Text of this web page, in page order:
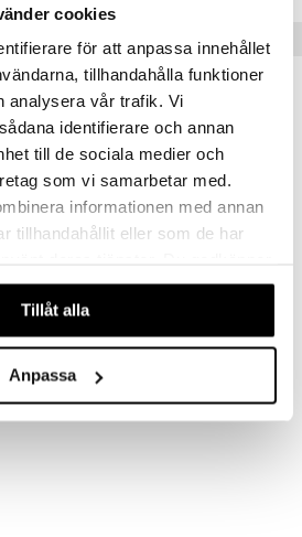
cookies
för att anpassa innehållet
tillhandahålla funktioner
analysera vår trafik. Vi
identifierare och annan
till de sociala medier och
som vi samarbetar med.
informationen med annan
tillhandahållit eller som de har
användande av vår webbplats.
Tillåt alla
Anpassa
sinulle
ALPHA PLUS
11,49